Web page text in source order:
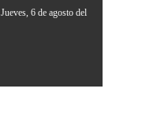
Jueves, 6 de agosto del